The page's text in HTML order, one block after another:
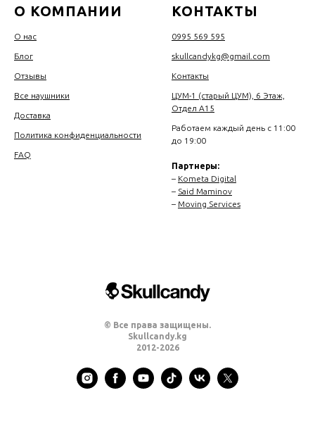
О КОМПАНИИ
О нас
Блог
Отзывы
Все наушники
Доставка
Политика конфиденциальности
FAQ
КОНТАКТЫ
0995 569 595
skullcandykg@gmail.com
Контакты
ЦУМ-1 (старый ЦУМ), 6 Этаж,
Отдел А15
Работаем каждый день с 11:00
до 19:00
Партнеры:
– Kometa Digital
– Said Maminov
– Moving Services
© Все права защищены.
Skullcandy.kg
2012-2026